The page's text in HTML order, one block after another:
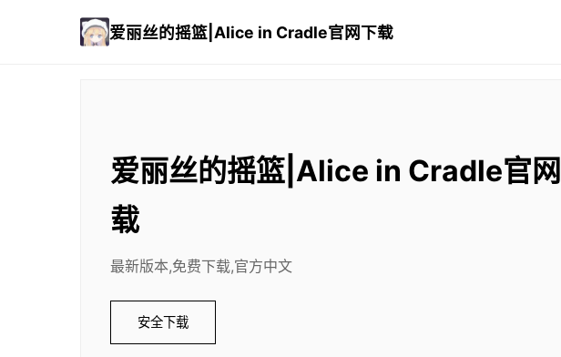
爱丽丝的摇篮|Alice in Cradle官网下载
爱丽丝的摇篮|Alice in Cradle官
载
最新版本,免费下载,官方中文
安全下载